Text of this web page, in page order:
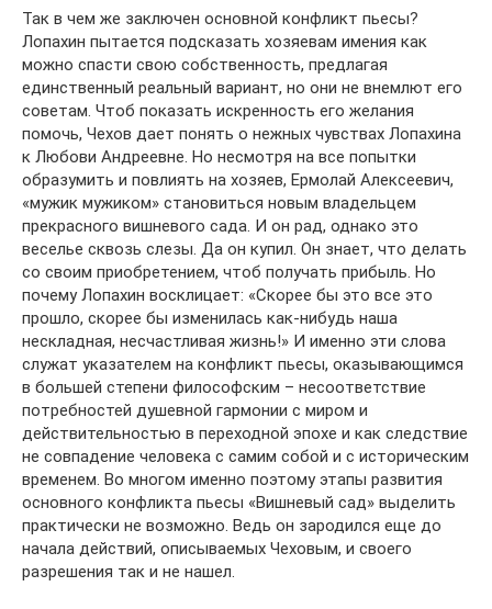
Так в чем же заключен основной конфликт пьесы?
Лопахин пытается подсказать хозяевам имения как
можно спасти свою собственность, предлагая
единственный реальный вариант, но они не внемлют его
советам. Чтоб показать искренность его желания
помочь, Чехов дает понять о нежных чувствах Лопахина
к Любови Андреевне. Но несмотря на все попытки
образумить и повлиять на хозяев, Ермолай Алексеевич,
«мужик мужиком» становиться новым владельцем
прекрасного вишневого сада. И он рад, однако это
веселье сквозь слезы. Да он купил. Он знает, что делать
со своим приобретением, чтоб получать прибыль. Но
почему Лопахин восклицает: «Скорее бы это все это
прошло, скорее бы изменилась как-нибудь наша
нескладная, несчастливая жизнь!» И именно эти слова
служат указателем на конфликт пьесы, оказывающимся
в большей степени философским – несоответствие
потребностей душевной гармонии с миром и
действительностью в переходной эпохе и как следствие
не совпадение человека с самим собой и с историческим
временем. Во многом именно поэтому этапы развития
основного конфликта пьесы «Вишневый сад» выделить
практически не возможно. Ведь он зародился еще до
начала действий, описываемых Чеховым, и своего
разрешения так и не нашел.